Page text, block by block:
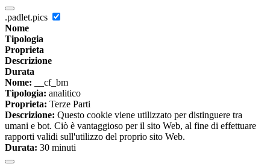
.padlet.pics
Nome
Tipologia
Proprieta
Descrizione
Durata
Nome: __cf_bm
Tipologia: analitico
Proprieta: Terze Parti
Descrizione: Questo cookie viene utilizzato per distinguere tra
umani e bot. Ciò è vantaggioso per il sito Web, al fine di effettuare
rapporti validi sull'utilizzo del proprio sito Web.
Durata: 30 minuti